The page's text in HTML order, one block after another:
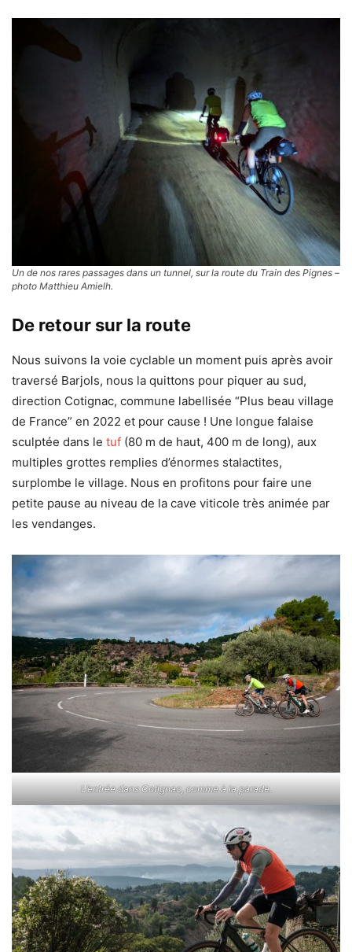
Un de nos rares passages dans un tunnel, sur la route du Train des Pignes –
photo Matthieu Amielh.
De retour sur la route
Nous suivons la voie cyclable un moment puis après avoir
traversé Barjols, nous la quittons pour piquer au sud,
direction Cotignac, commune labellisée “Plus beau village
de France” en 2022 et pour cause ! Une longue falaise
sculptée dans le tuf (80 m de haut, 400 m de long), aux
multiples grottes remplies d’énormes stalactites,
surplombe le village. Nous en profitons pour faire une
petite pause au niveau de la cave viticole très animée par
les vendanges.
L’entrée dans Cotignac, comme à la parade.